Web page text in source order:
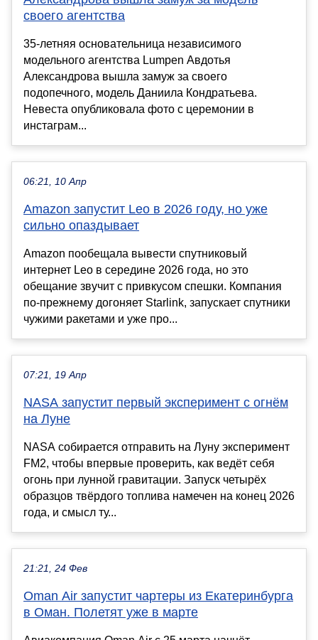
своего агентства
35-летняя основательница независимого
модельного агентства Lumpen Авдотья
Александрова вышла замуж за своего
подопечного, модель Даниила Кондратьева.
Невеста опубликовала фото с церемонии в
инстаграм...
06:21, 10 Апр
Amazon запустит Leo в 2026 году, но уже
сильно опаздывает
Amazon пообещала вывести спутниковый
интернет Leo в середине 2026 года, но это
обещание звучит с привкусом спешки. Компания
по-прежнему догоняет Starlink, запускает спутники
чужими ракетами и уже про...
07:21, 19 Апр
NASA запустит первый эксперимент с огнём
на Луне
NASA собирается отправить на Луну эксперимент
FM2, чтобы впервые проверить, как ведёт себя
огонь при лунной гравитации. Запуск четырёх
образцов твёрдого топлива намечен на конец 2026
года, и смысл ту...
21:21, 24 Фев
Oman Air запустит чартеры из Екатеринбурга
в Оман. Полетят уже в марте